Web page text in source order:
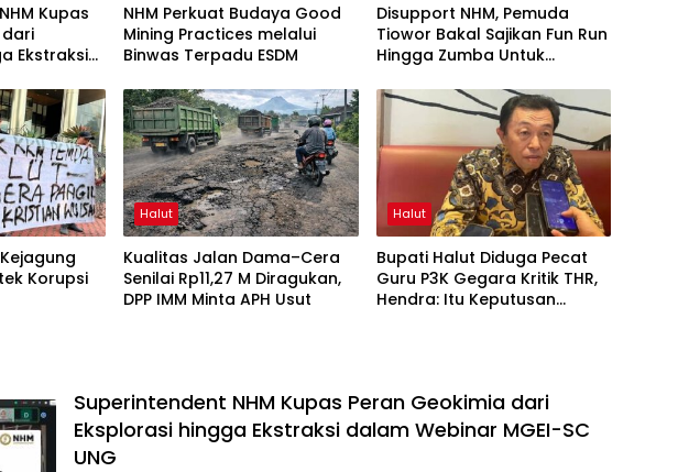
Kupas
dari
Ekstraksi
NHM Perkuat Budaya Good
Mining Practices melalui
Binwas Terpadu ESDM
Disupport NHM, Pemuda
Tiowor Bakal Sajikan Fun Run
Hingga Zumba Untuk
Korupsi
Halut
Kualitas Jalan Dama–Cera
Senilai Rp11,27 M Diragukan,
DPP IMM Minta APH Usut
Halut
Bupati Halut Diduga Pecat
Guru P3K Gegara Kritik THR,
Hendra: Itu Keputusan
Superintendent NHM Kupas Peran Geokimia dari
Eksplorasi hingga Ekstraksi dalam Webinar MGEI-SC
UNG